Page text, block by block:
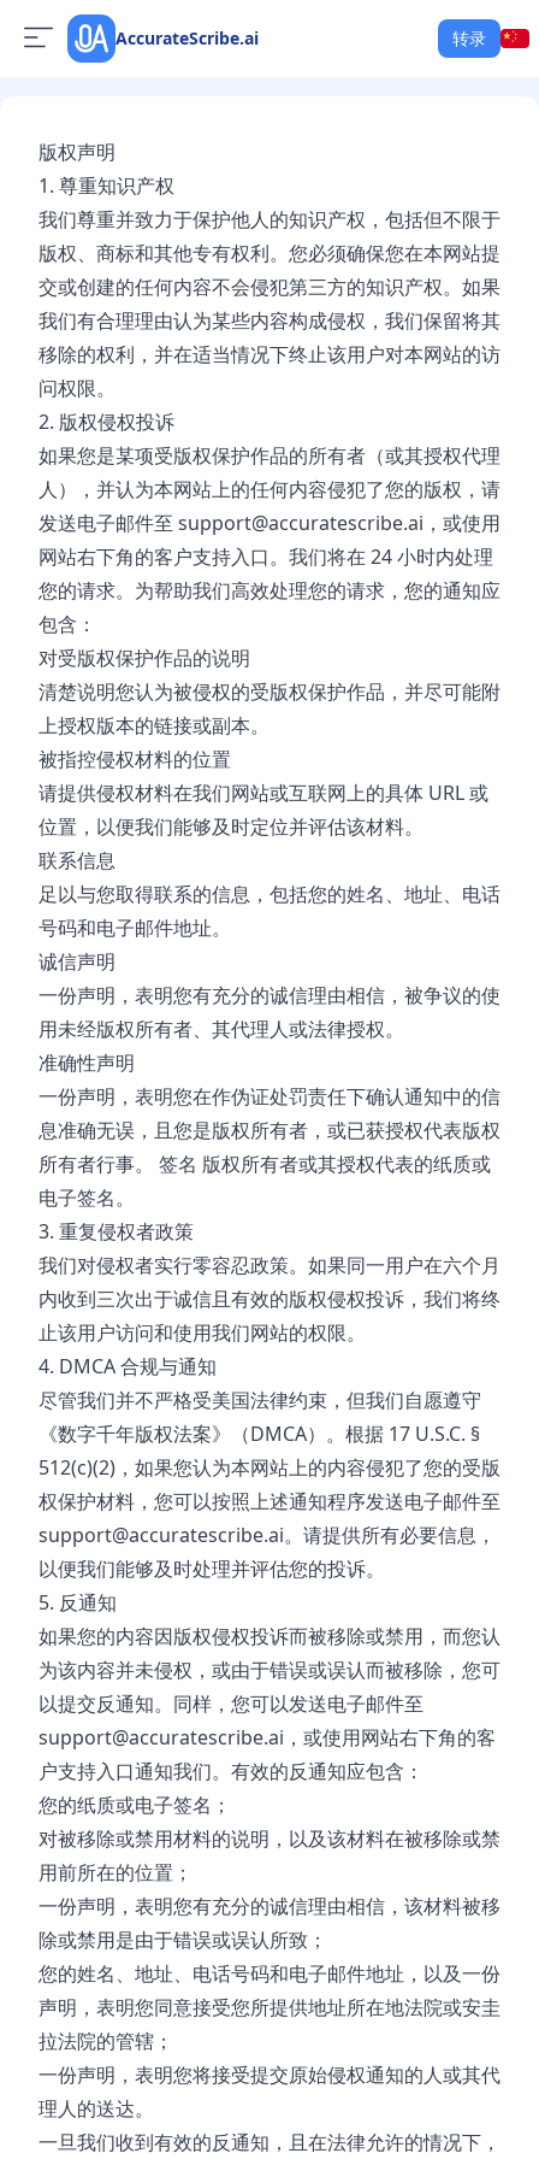
AccurateScribe.ai 转录
版权声明
1. 尊重知识产权
我们尊重并致力于保护他人的知识产权，包括但不限于
版权、商标和其他专有权利。您必须确保您在本网站提
交或创建的任何内容不会侵犯第三方的知识产权。如果
我们有合理理由认为某些内容构成侵权，我们保留将其
移除的权利，并在适当情况下终止该用户对本网站的访
问权限。
2. 版权侵权投诉
如果您是某项受版权保护作品的所有者（或其授权代理
人），并认为本网站上的任何内容侵犯了您的版权，请
发送电子邮件至 support@accuratescribe.ai ，或使用
网站右下角的客户支持入口。我们将在 24 小时内处理
您的请求。为帮助我们高效处理您的请求，您的通知应
包含：
对受版权保护作品的说明
清楚说明您认为被侵权的受版权保护作品，并尽可能附
上授权版本的链接或副本。
被指控侵权材料的位置
请提供侵权材料在我们网站或互联网上的具体 URL 或
位置，以便我们能够及时定位并评估该材料。
联系信息
足以与您取得联系的信息，包括您的姓名、地址、电话
号码和电子邮件地址。
诚信声明
一份声明，表明您有充分的诚信理由相信，被争议的使
用未经版权所有者、其代理人或法律授权。
准确性声明
一份声明，表明您在作伪证处罚责任下确认通知中的信
息准确无误，且您是版权所有者，或已获授权代表版权
所有者行事。 签名 版权所有者或其授权代表的纸质或
电子签名。
3. 重复侵权者政策
我们对侵权者实行零容忍政策。如果同一用户在六个月
内收到三次出于诚信且有效的版权侵权投诉，我们将终
止该用户访问和使用我们网站的权限。
4. DMCA 合规与通知
尽管我们并不严格受美国法律约束，但我们自愿遵守
《数字千年版权法案》（DMCA）。根据 17 U.S.C. §
512(c)(2)，如果您认为本网站上的内容侵犯了您的受版
权保护材料，您可以按照上述通知程序发送电子邮件至
support@accuratescribe.ai。请提供所有必要信息，
以便我们能够及时处理并评估您的投诉。
5. 反通知
如果您的内容因版权侵权投诉而被移除或禁用，而您认
为该内容并未侵权，或由于错误或误认而被移除，您可
以提交反通知。同样，您可以发送电子邮件至
support@accuratescribe.ai ，或使用网站右下角的客
户支持入口通知我们。有效的反通知应包含：
您的纸质或电子签名；
对被移除或禁用材料的说明，以及该材料在被移除或禁
用前所在的位置；
一份声明，表明您有充分的诚信理由相信，该材料被移
除或禁用是由于错误或误认所致；
您的姓名、地址、电话号码和电子邮件地址，以及一份
声明，表明您同意接受您所提供地址所在地法院或安圭
拉法院的管辖；
一份声明，表明您将接受提交原始侵权通知的人或其代
理人的送达。
一旦我们收到有效的反通知，且在法律允许的情况下，